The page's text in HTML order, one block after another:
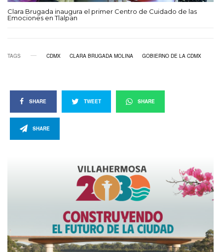
Clara Brugada inaugura el primer Centro de Cuidado de las
Emociones en Tlalpan
TAGS CDMX CLARA BRUGADA MOLINA GOBIERNO DE LA CDMX
SHARE TWEET SHARE
SHARE